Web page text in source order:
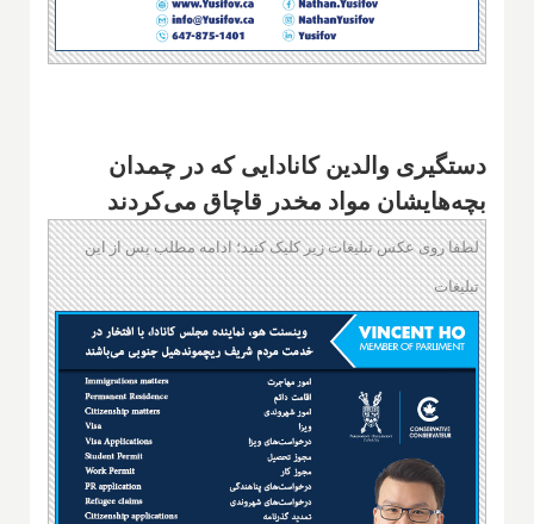
دستگیری والدین کانادایی که در چمدان
بچه‌هایشان مواد مخدر قاچاق می‌کردند
لطفا روی عکس تبلیغات زیر کلیک کنید؛ ادامه مطلب پس از این
تبلیغات